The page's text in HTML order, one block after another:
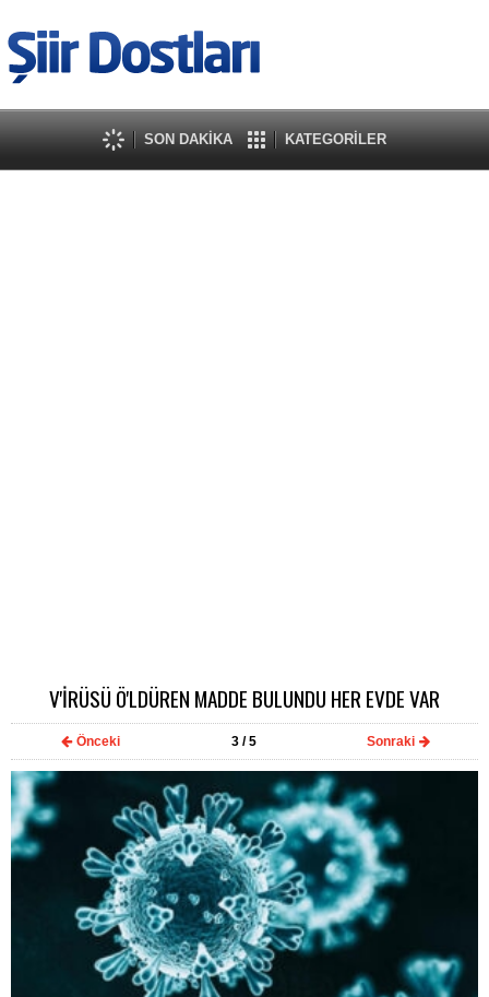
SON DAKİKA KATEGORİLER
V'İRÜSÜ Ö'LDÜREN MADDE BULUNDU HER EVDE VAR
Önceki 3 / 5 Sonraki